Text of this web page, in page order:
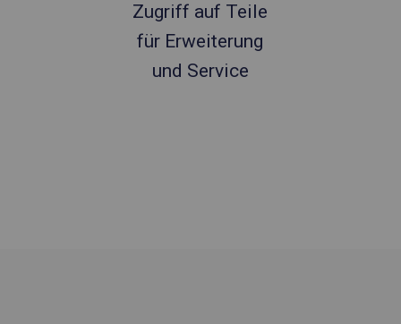
Zugriff auf Teile
für Erweiterung
und Service